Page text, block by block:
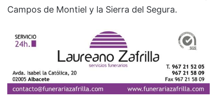
Campos de Montiel y la Sierra del Segura.